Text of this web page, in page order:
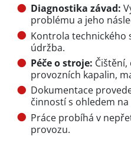
Diagnostika závad:
problému a jeho
Kontrola technického
údržba.
Péče o stroje:
provozních kapalin,
Dokumentace
činností s ohledem
Práce probíhá v
provozu.